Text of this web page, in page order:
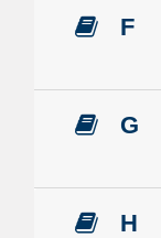
F
G
H